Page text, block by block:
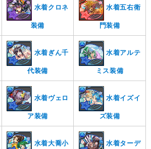
水着クロネ
装備
水着五右衛
門装備
水着ぎん千
代装備
水着アルテ
ミス装備
水着ヴェロ
ア装備
水着イズイ
ズ装備
水着大喬小 水着ターデ